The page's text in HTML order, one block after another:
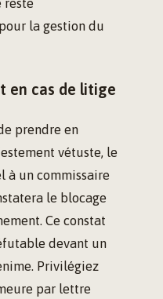
reste
la gestion du
en cas de litige
prendre en
vétuste, le
à un commissaire
le blocage
Ce constat
devant un
Privilégiez
par lettre